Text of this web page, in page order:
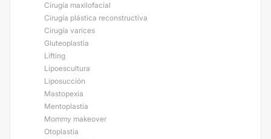
Cirugía maxilofacial
Cirugía plástica reconstructiva
Cirugía varices
Gluteoplastia
Lifting
Lipoescultura
Liposucción
Mastopexia
Mentoplastia
Mommy makeover
Otoplastia